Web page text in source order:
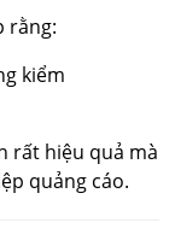
rằng:
kiểm
rất hiệu quả mà
quảng cáo.